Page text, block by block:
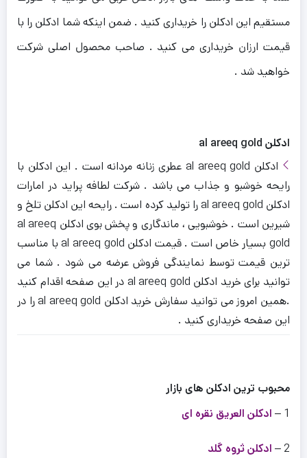
مستقیم این ادکلن را خریداری کنید . ضمن اینکه شما ادکلن را با
قیمت ارزان خریداری می کنید . صاحب محصول اصلی شرکت
خواهید شد .
ادکلن al areeq gold
ادکلن al areeq gold عطری زنانه مردانه است . این ادکلن با
رایحه خوشبو و جذاب می باشد . شرکت لطافه پراید در امارات
ادکلن al areeq gold را تولید کرده است . رایحه این ادکلن تلخ و
شیرین است . خوشبویی ، ماندگاری و پخش بوی ادکلن al areeq
gold بسیار خاص است . قیمت ادکلن al areeq gold با مناسب
ترین قیمت توسط نمایندگی فروش عرضه می شود . شما می
توانید برای خرید ادکلن al areeq gold در این صفحه اقدام کنید
.همین امروز می توانید سفارش خرید ادکلن al areeq gold را در
این صفحه خریداری کنید .
محبوب ترین ادکلن های بازار
1 –
ادکلن العریق نقره ای
2 – ادکلن ثروه گلد